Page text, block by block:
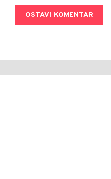
OSTAVI KOMENTAR